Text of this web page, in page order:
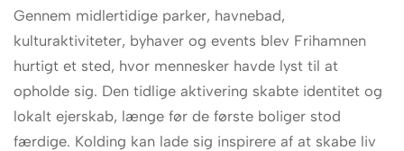
Gennem midlertidige parker, havnebad,
kulturaktiviteter, byhaver og events blev Frihamnen
hurtigt et sted, hvor mennesker havde lyst til at
opholde sig. Den tidlige aktivering skabte identitet og
lokalt ejerskab, længe før de første boliger stod
færdige. Kolding kan lade sig inspirere af at skabe liv